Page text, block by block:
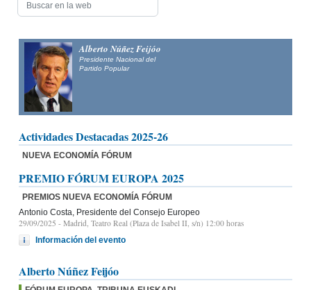
Alberto Núñez Feijóo
Presidente Nacional del
Partido Popular
Actividades Destacadas 2025-26
NUEVA ECONOMÍA FÓRUM
PREMIO FÓRUM EUROPA 2025
PREMIOS NUEVA ECONOMÍA FÓRUM
Antonio Costa, Presidente del Consejo Europeo
29/09/2025 - Madrid, Teatro Real (Plaza de Isabel II, s/n) 12:00 horas
Información del evento
Alberto Núñez Feijóo